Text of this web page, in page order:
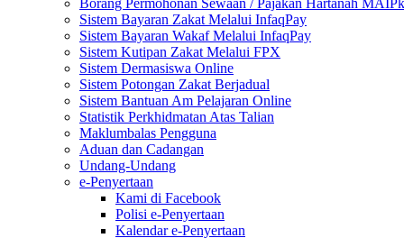
Borang Permohonan Sewaan / Pajakan Hartanah MAIPk
Sistem Bayaran Zakat Melalui InfaqPay
Sistem Bayaran Wakaf Melalui InfaqPay
Sistem Kutipan Zakat Melalui FPX
Sistem Dermasiswa Online
Sistem Potongan Zakat Berjadual
Sistem Bantuan Am Pelajaran Online
Statistik Perkhidmatan Atas Talian
Maklumbalas Pengguna
Aduan dan Cadangan
Undang-Undang
e-Penyertaan
Kami di Facebook
Polisi e-Penyertaan
Kalendar e-Penyertaan